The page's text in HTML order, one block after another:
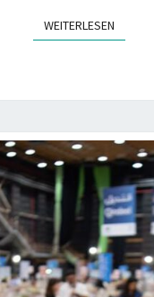
WEITERLESEN